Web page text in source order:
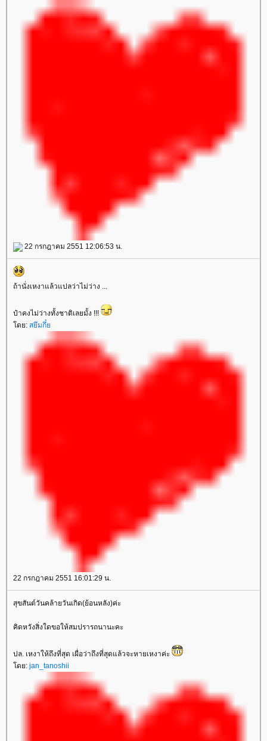
22 กรกฎาคม 2551 12:06:53 น.
ถ้านั่งเหงาแล้วแปลว่าไม่ว่าง ...
ป๋าคงไม่ว่างทั้งชาติเลยมั้ง !!!
ดย: สยึมกึ๋
22 กรกฎาคม 2551 16:01:29 น.
สุขสันต์วันคล้ายวันเกิด(ย้อนหลัง)ค่ะ
คิดหวังสิ่งใดขอให้สมปรารถนานะคะ
ปล. เหงาให้ถึงที่สุด เผื่อว่าถึงที่สุดแล้วจะหายเหงาค่ะ
ดย: jan_tanoshii